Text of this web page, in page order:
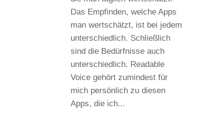
Das Empfinden, welche Apps
man wertschätzt, ist bei jedem
unterschiedlich. Schließlich
sind die Bedürfnisse auch
unterschiedlich. Readable
Voice gehört zumindest für
mich persönlich zu diesen
Apps, die ich...